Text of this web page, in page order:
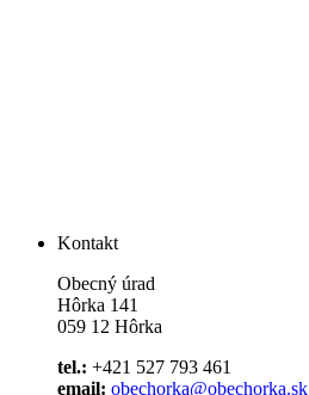
Kontakt
Obecný úrad
Hôrka 141
059 12 Hôrka
tel.: +421 527 793 461
email: obechorka@obechorka.sk